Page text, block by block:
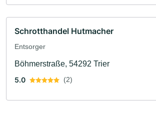
Schrotthandel Hutmacher
Entsorger
Böhmerstraße, 54292 Trier
5.0
(2)